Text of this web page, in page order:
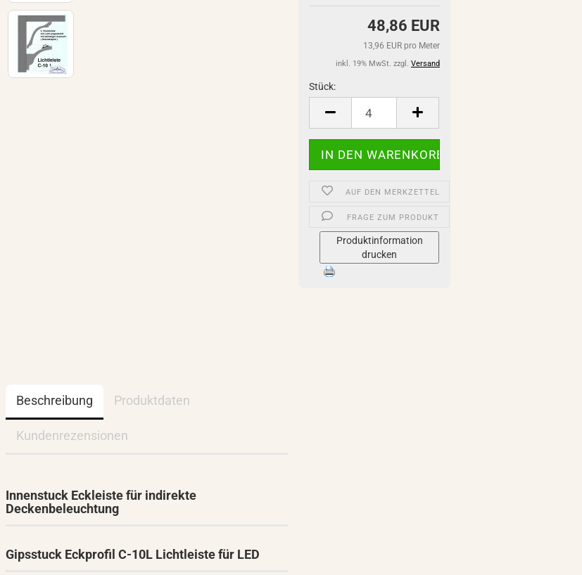
48,86 EUR
13,96 EUR pro Meter
inkl. 19% MwSt. zzgl. Versand
Stück:
Stück
AUF DEN MERKZETTEL
FRAGE ZUM PRODUKT
Produktinformation
drucken
Beschreibung Produktdaten
Kundenrezensionen
Innenstuck Eckleiste für indirekte
Deckenbeleuchtung
Gipsstuck Eckprofil C-10L Lichtleiste für LED